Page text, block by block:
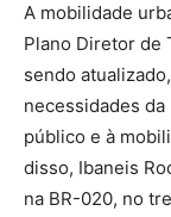
A mobilidade
Plano Diretor de
sendo
necessidades
público e à
disso, Ibaneis
na BR-020, no